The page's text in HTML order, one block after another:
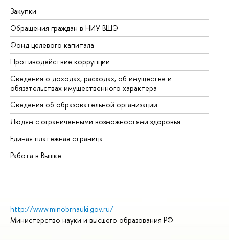
Закупки
Обращения граждан в НИУ ВШЭ
Фонд целевого капитала
Противодействие коррупции
Сведения о доходах, расходах, об имуществе и
обязательствах имущественного характера
Сведения об образовательной организации
Людям с ограниченными возможностями здоровья
Единая платежная страница
Работа в Вышке
http://www.minobrnauki.gov.ru/
Министерство науки и высшего образования РФ